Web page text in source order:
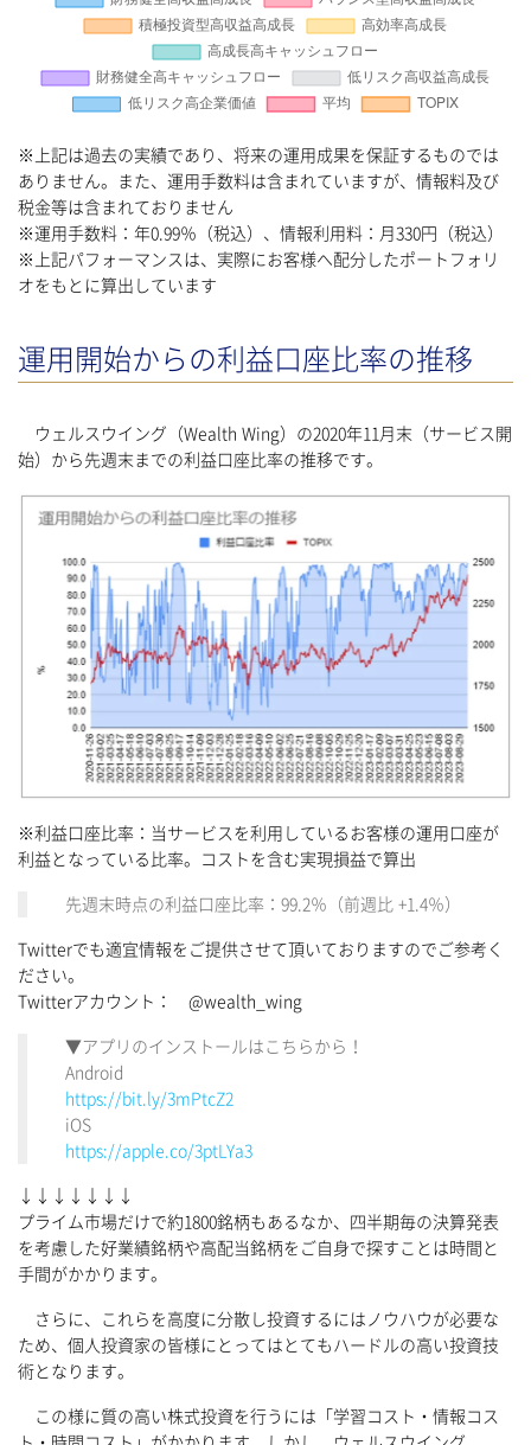
※上記は過去の実績であり、将来の運用成果を保証するものでは
ありません。また、運用手数料は含まれていますが、情報料及び
税金等は含まれておりません
※運用手数料：年0.99％（税込）、情報利用料：月330円（税込）
※上記パフォーマンスは、実際にお客様へ配分したポートフォリ
オをもとに算出しています
運用開始からの利益口座比率の推移
ウェルスウイング（Wealth Wing）の2020年11月末（サービス開
始）から先週末までの利益口座比率の推移です。
※利益口座比率：当サービスを利用しているお客様の運用口座が
利益となっている比率。コストを含む実現損益で算出
先週末時点の利益口座比率：99.2％（前週比 +1.4％）
Twitterでも適宜情報をご提供させて頂いておりますのでご参考く
ださい。
Twitterアカウント： @wealth_wing
▼アプリのインストールはこちらから！
Android
https://bit.ly/3mPtcZ2
iOS
https://apple.co/3ptLYa3
↓↓↓↓↓↓↓
プライム市場だけで約1800銘柄もあるなか、四半期毎の決算発表
を考慮した好業績銘柄や高配当銘柄をご自身で探すことは時間と
手間がかかります。
さらに、これらを高度に分散し投資するにはノウハウが必要な
ため、個人投資家の皆様にとってはとてもハードルの高い投資技
術となります。
この様に質の高い株式投資を行うには「学習コスト・情報コス